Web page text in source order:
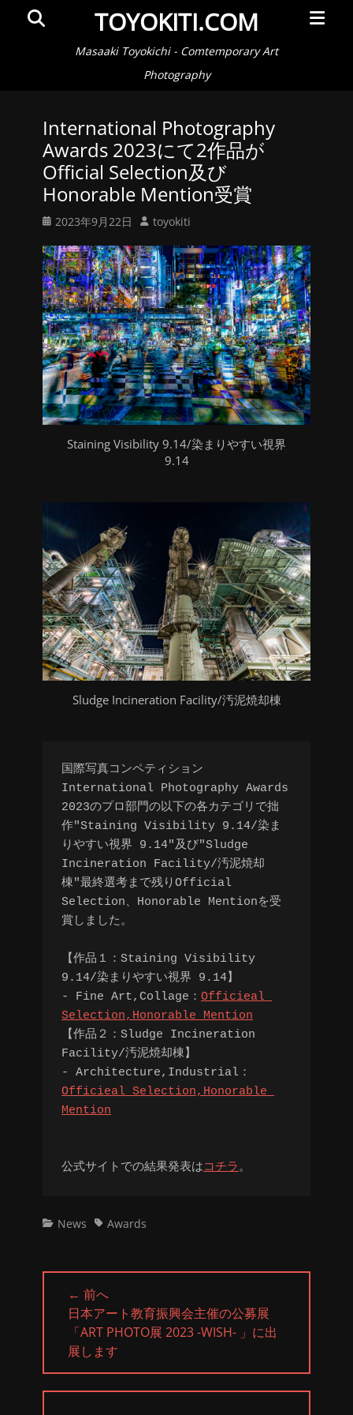
TOYOKITI.COM
Masaaki Toyokichi - Comtemporary Art
Photography
メ
イ
International Photography
Awards 2023にて2作品が
Official Selection及び
Honorable Mention受賞
投
日
2023年9月22日
投
者
toyokiti
Staining Visibility 9.14/染まりやすい視界
9.14
Sludge Incineration Facility/汚泥焼却棟
国際写真コンペティション
International Photography Awards
2023のプロ部門の以下の各カテゴリで拙
作"Staining Visibility 9.14/染ま
りやすい視界 9.14"及び"Sludge
Incineration Facility/汚泥焼却
棟"最終選考まで残りOfficial
Selection、Honorable Mentionを受
賞しました。
【作品１：Staining Visibility
9.14/染まりやすい視界 9.14】
- Fine Art,Collage： Officieal
Selection,Honorable Mention
【作品２：Sludge Incineration
Facility/汚泥焼却棟】
- Architecture,Industrial：
Officieal Selection,Honorable
Mention
公式サイトでの結果発表はコチラ。
カ
リ
News タ Awards
投
← 前へ
前
の
投
稿:
日本アート教育振興会主催の公募展
「ART PHOTO展 2023 -WISH- 」に出
展します